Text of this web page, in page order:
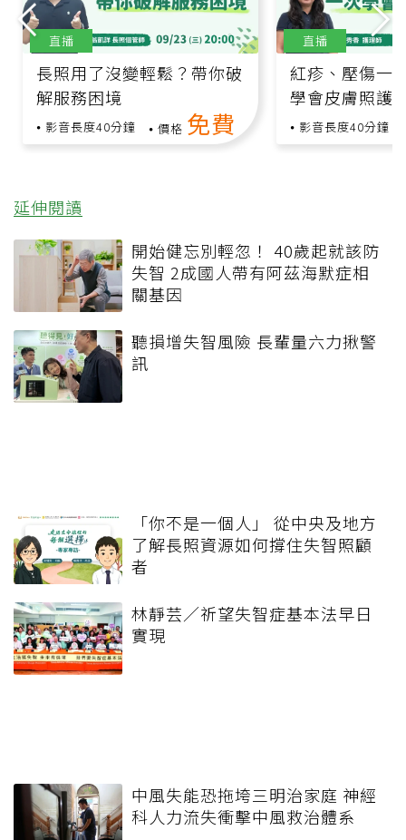
長照用了沒變輕鬆？帶你破
解服務困境
影音長度40分鐘 價格 免費
直播
紅疹、壓傷一
學會皮膚照護
影音長度40分鐘
直播
延伸閱讀
開始健忘別輕忽！ 40歲起就該防
失智 2成國人帶有阿茲海默症相
關基因
聽損增失智風險 長輩量六力揪警
訊
「你不是一個人」 從中央及地方
了解長照資源如何撐住失智照顧
者
林靜芸／祈望失智症基本法早日
實現
中風失能恐拖垮三明治家庭 神經
科人力流失衝擊中風救治體系